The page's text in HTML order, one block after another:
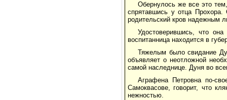
Обернулось же все это
спрятавшись у отца Прохора.
родительский кров надежным
Удостоверившись, что
воспитанница находится в
Тяжелым было свидание
объявляет о неотложной
самой наследнице. Дуня во
Аграфена Петровна по-
Самоквасове, говорит, что
нежностью.